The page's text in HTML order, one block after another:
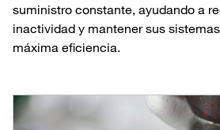
suministro constante, ayudando a
inactividad y mantener sus
máxima eficiencia.